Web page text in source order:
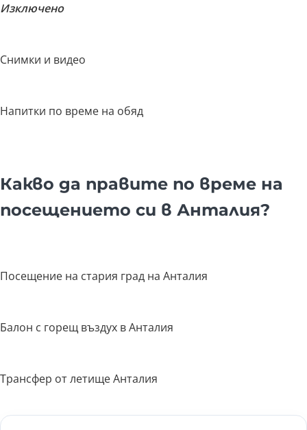
Изключено
Снимки и видео
Напитки по време на обяд
Какво да правите по време на
посещението си в Анталия?
Посещение на стария град на Анталия
Балон с горещ въздух в Анталия
Трансфер от летище Анталия